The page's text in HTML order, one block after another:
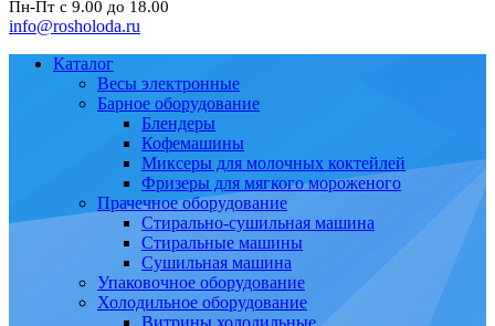
Пн-Пт с 9.00 до 18.00
info@rosholoda.ru
Каталог
Весы электронные
Барное оборудование
Блендеры
Кофемашины
Миксеры для молочных коктейлей
Фризеры для мягкого мороженого
Прачечное оборудование
Стирально-сушильная машина
Стиральные машины
Сушильная машина
Упаковочное оборудование
Холодильное оборудование
Витрины холодильные